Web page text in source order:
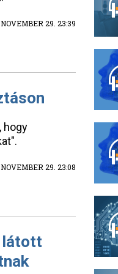
29. 23:39
hogy
29. 23:08
látott